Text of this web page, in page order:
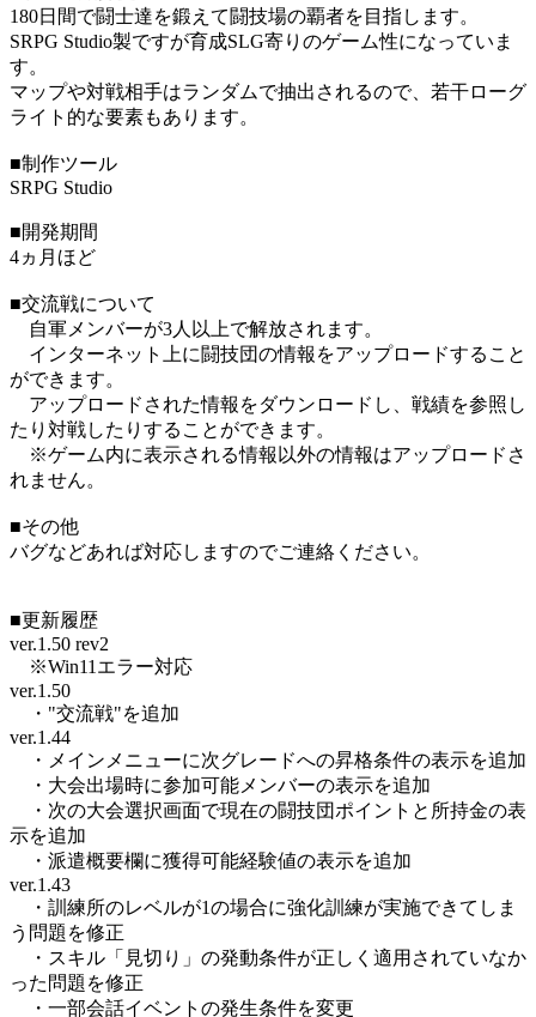
180日間で闘士達を鍛えて闘技場の覇者を目指します。
SRPG Studio製ですが育成SLG寄りのゲーム性になっていま
す。
マップや対戦相手はランダムで抽出されるので、若干ローグ
ライト的な要素もあります。
■制作ツール
SRPG Studio
■開発期間
4ヵ月ほど
■交流戦について
自軍メンバーが3人以上で解放されます。
インターネット上に闘技団の情報をアップロードすること
ができます。
アップロードされた情報をダウンロードし、戦績を参照し
たり対戦したりすることができます。
※ゲーム内に表示される情報以外の情報はアップロードさ
れません。
■その他
バグなどあれば対応しますのでご連絡ください。
■更新履歴
ver.1.50 rev2
※Win11エラー対応
ver.1.50
・"交流戦"を追加
ver.1.44
・メインメニューに次グレードへの昇格条件の表示を追加
・大会出場時に参加可能メンバーの表示を追加
・次の大会選択画面で現在の闘技団ポイントと所持金の表
示を追加
・派遣概要欄に獲得可能経験値の表示を追加
ver.1.43
・訓練所のレベルが1の場合に強化訓練が実施できてしま
う問題を修正
・スキル「見切り」の発動条件が正しく適用されていなか
った問題を修正
・一部会話イベントの発生条件を変更